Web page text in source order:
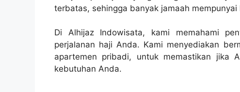
terbatas, sehingga banyak jamaah
Di Alhijaz Indowisata, kami memahami
perjalanan haji Anda. Kami menyediakan
apartemen pribadi, untuk memastikan jika
kebutuhan Anda.